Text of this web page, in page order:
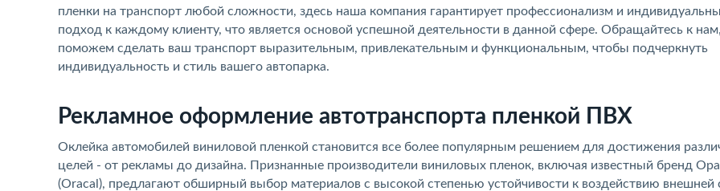
пленки на транспорт любой сложности, здесь наша компания гарантирует профессионализм и
подход к каждому клиенту, что является основой успешной деятельности в данной сфере. Обращайтесь к
поможем сделать ваш транспорт выразительным, привлекательным и функциональным, чтобы подчеркнуть
индивидуальность и стиль вашего автопарка.
Рекламное оформление автотранспорта пленкой ПВХ
Оклейка автомобилей виниловой пленкой становится все более популярным решением для достижения
целей - от рекламы до дизайна. Признанные производители виниловых пленок, включая известный бренд
(Oracal), предлагают обширный выбор материалов с высокой степенью устойчивости к воздействию внешней